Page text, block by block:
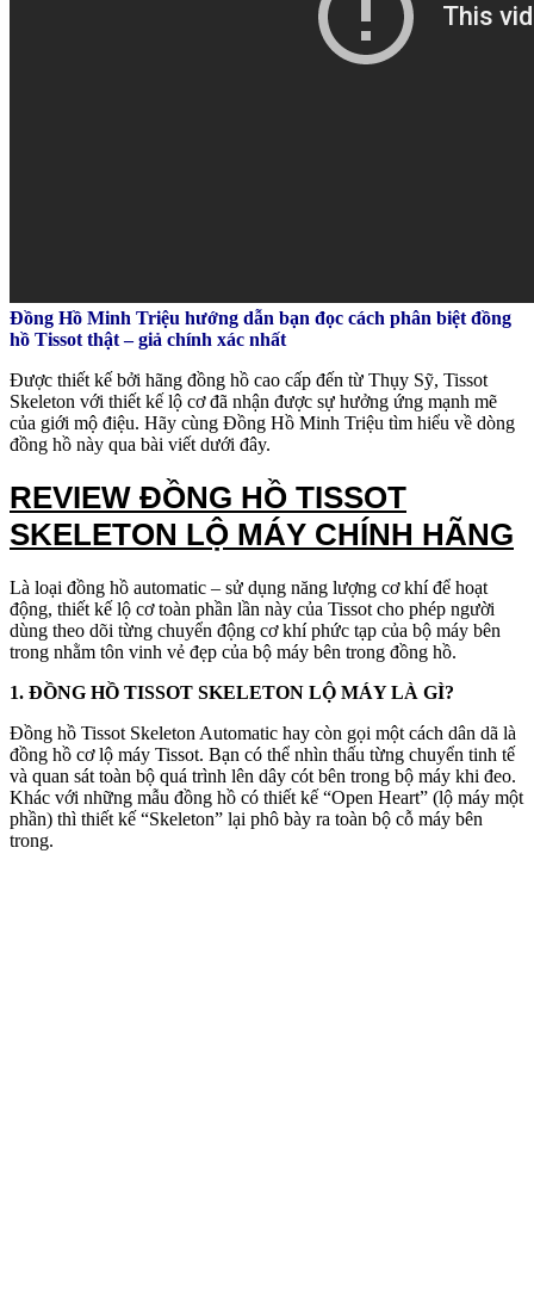
Đồng Hồ Minh Triệu hướng dẫn bạn đọc cách phân biệt đồng
hồ Tissot thật – giả chính xác nhất
Được thiết kế bởi hãng đồng hồ cao cấp đến từ Thụy Sỹ, Tissot
Skeleton với thiết kế lộ cơ đã nhận được sự hưởng ứng mạnh mẽ
của giới mộ điệu. Hãy cùng Đồng Hồ Minh Triệu tìm hiểu về dòng
đồng hồ này qua bài viết dưới đây.
REVIEW ĐỒNG HỒ TISSOT
SKELETON LỘ MÁY CHÍNH HÃNG
Là loại đồng hồ automatic – sử dụng năng lượng cơ khí để hoạt
động, thiết kế lộ cơ toàn phần lần này của Tissot cho phép người
dùng theo dõi từng chuyển động cơ khí phức tạp của bộ máy bên
trong nhằm tôn vinh vẻ đẹp của bộ máy bên trong đồng hồ.
1. ĐỒNG HỒ TISSOT SKELETON LỘ MÁY LÀ GÌ?
Đồng hồ Tissot Skeleton Automatic hay còn gọi một cách dân dã là
đồng hồ cơ lộ máy Tissot. Bạn có thể nhìn thấu từng chuyển tinh tế
và quan sát toàn bộ quá trình lên dây cót bên trong bộ máy khi đeo.
Khác với những mẫu đồng hồ có thiết kế “Open Heart” (lộ máy một
phần) thì thiết kế “Skeleton” lại phô bày ra toàn bộ cỗ máy bên
trong.